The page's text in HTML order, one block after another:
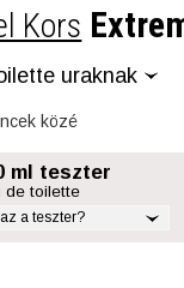
Kors
uraknak
közé
ml teszter
de toilette
a teszter?